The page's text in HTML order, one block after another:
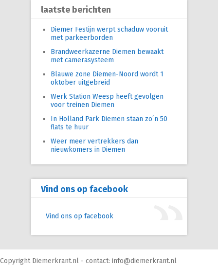
laatste berichten
Diemer Festijn werpt schaduw vooruit
met parkeerborden
Brandweerkazerne Diemen bewaakt
met camerasysteem
Blauwe zone Diemen-Noord wordt 1
oktober uitgebreid
Werk Station Weesp heeft gevolgen
voor treinen Diemen
In Holland Park Diemen staan zo´n 50
flats te huur
Weer meer vertrekkers dan
nieuwkomers in Diemen
Vind ons op facebook
Vind ons op facebook
Copyright Diemerkrant.nl - contact: info@diemerkrant.nl